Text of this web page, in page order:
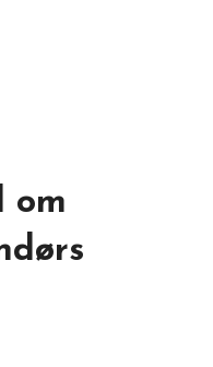
om